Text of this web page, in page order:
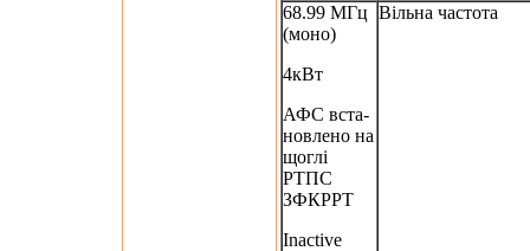
68.99 МГц
(моно)
4кВт
АФС вста-
новлено на
щоглі
РТПС
ЗФКРРТ
Inactive
Вільна частота